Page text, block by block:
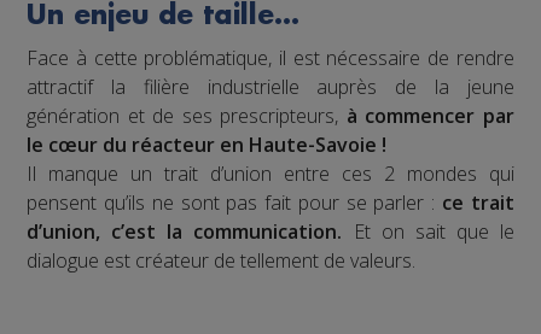
Un enjeu de taille…
Face à cette problématique, il est nécessaire de rendre
attractif la filière industrielle auprès de la jeune
génération et de ses prescripteurs, à commencer par
le cœur du réacteur en Haute-Savoie !
Il manque un trait d’union entre ces 2 mondes qui
pensent qu’ils ne sont pas fait pour se parler : ce trait
d’union, c’est la communication. Et on sait que le
dialogue est créateur de tellement de valeurs.